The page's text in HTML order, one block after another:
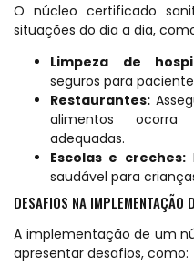
O núcleo certificado
situações do dia a dia,
Limpeza de
seguros para
Restaurantes:
alimentos ocorra
adequadas.
Escolas e creches:
saudável para
DESAFIOS NA IMPLEMENTAÇÃO
A implementação de um
apresentar desafios, como: